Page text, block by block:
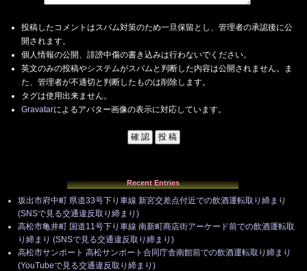
投稿したコメントはスパム対策のため一旦保留とし、管理者の承認後に公
開されます。
個人情報の公開、誹謗中傷の書き込みは行わないでください。
英文のみの投稿やシステムがスパムと判断した内容は公開されません。ま
た、管理者が不適切と判断したものは削除します。
タグは使用出来ません。
Gravatarによるアバター画像の表示に対応しています。
Recent Entries
坂出市府中町 県道33号下り車線 新宮交差点付近での飲酒運転取り締まり
(SNSで見る交通違反取り締まり)
高松市亀井町 国道11号下り車線 南新町商店街アーケード前での飲酒運転取
り締まり (SNSで見る交通違反取り締まり)
高松市サンポート 高松サンポート合同庁舎南館前での飲酒運転取り締まり
(YouTubeで見る交通違反取り締まり)